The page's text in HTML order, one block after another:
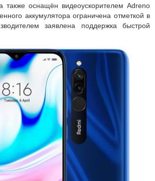
также оснащён видеоускорителем Adreno
аккумулятора ограничена отметкой в
заявлена поддержка быстрой